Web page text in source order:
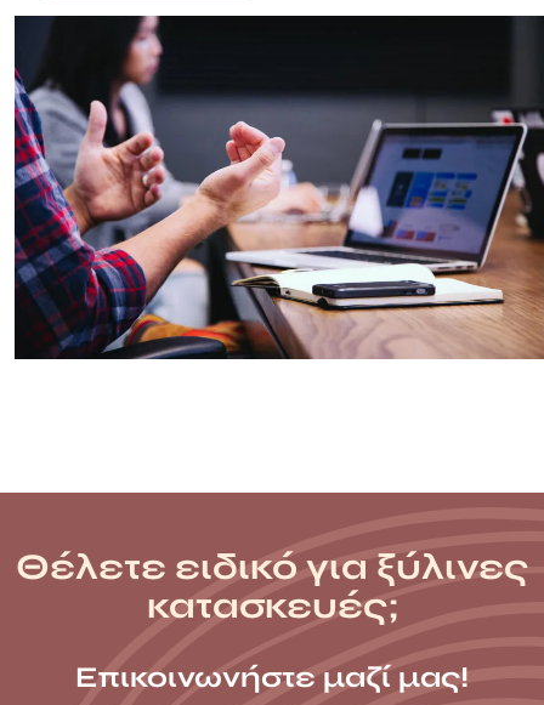
Θέλετε ειδικό για ξύλινες
κατασκευές;
Επικοινωνήστε μαζί μας!